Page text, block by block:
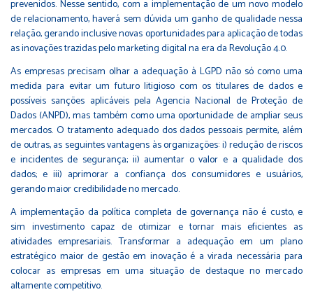
prevenidos. Nesse sentido, com a implementação de um novo modelo
de relacionamento, haverá sem dúvida um ganho de qualidade nessa
relação, gerando inclusive novas oportunidades para aplicação de todas
as inovações trazidas pelo marketing digital na era da Revolução 4.0.
As empresas precisam olhar a adequação à LGPD não só como uma
medida para evitar um futuro litigioso com os titulares de dados e
possíveis sanções aplicáveis pela Agencia Nacional de Proteção de
Dados (ANPD), mas também como uma oportunidade de ampliar seus
mercados. O tratamento adequado dos dados pessoais permite, além
de outras, as seguintes vantagens às organizações: i) redução de riscos
e incidentes de segurança; ii) aumentar o valor e a qualidade dos
dados; e iii) aprimorar a confiança dos consumidores e usuários,
gerando maior credibilidade no mercado.
A implementação da política completa de governança não é custo, e
sim investimento capaz de otimizar e tornar mais eficientes as
atividades empresariais. Transformar a adequação em um plano
estratégico maior de gestão em inovação é a virada necessária para
colocar as empresas em uma situação de destaque no mercado
altamente competitivo.